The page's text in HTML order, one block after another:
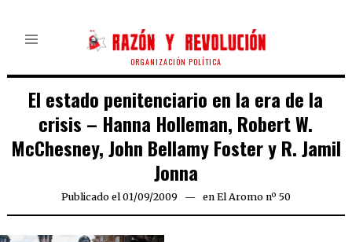
ORGANIZACIÓN POLÍTICA
El estado penitenciario en la era de la
crisis – Hanna Holleman, Robert W.
McChesney, John Bellamy Foster y R. Jamil
Jonna
Publicado el 01/09/200925/03/2020
en El Aromo nº 50